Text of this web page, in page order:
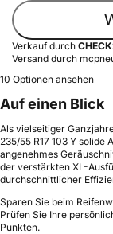
Verkauf durch
Versand durch
10 Optionen ansehen
Auf einen Blick
Als vielseitiger
235/55 R17 103 Y solide
angenehmes
der verstärkten XL-
durchschnittlicher
Sparen Sie beim
Prüfen Sie Ihre
Punkten.